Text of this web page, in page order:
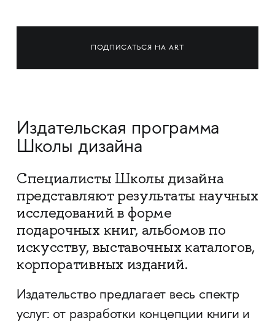
ПОДПИСАТЬСЯ НА ART
Издательская программа
Школы дизайна
Специалисты Школы дизайна
представляют результаты научных
исследований в форме
подарочных книг, альбомов по
искусству, выставочных каталогов,
корпоративных изданий.
Издательство предлагает весь спектр
услуг: от разработки концепции книги и